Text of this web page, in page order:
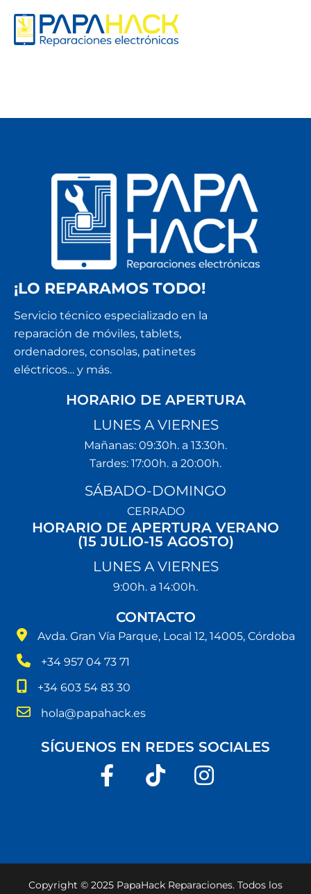
¡LO REPARAMOS TODO!
Servicio técnico especializado en la
reparación de móviles, tablets,
ordenadores, consolas, patinetes
eléctricos… y más.
HORARIO DE APERTURA
LUNES A VIERNES
Mañanas: 09:30h. a 13:30h.
Tardes: 17:00h. a 20:00h.
SÁBADO-DOMINGO
CERRADO
HORARIO DE APERTURA VERANO
(15 JULIO-15 AGOSTO)
LUNES A VIERNES
9:00h. a 14:00h.
CONTACTO
Avda. Gran Vía Parque, Local 12, 14005, Córdoba
+34 957 04 73 71
+34 603 54 83 30
hola@papahack.es
SÍGUENOS EN REDES SOCIALES
Copyright © 2025 PapaHack Reparaciones. Todos los